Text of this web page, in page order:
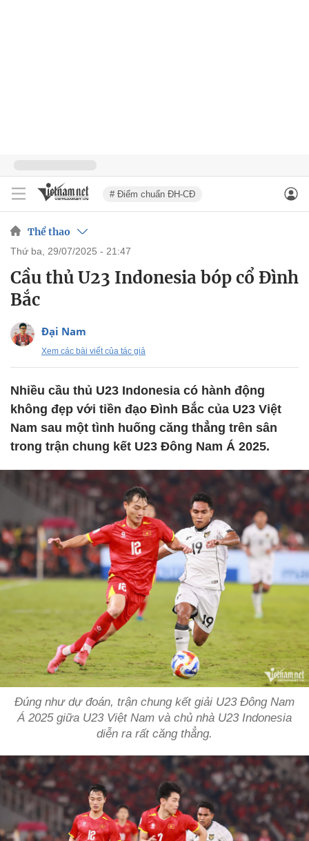
# Điểm chuẩn ĐH-CĐ
Thể thao
thứ ba, 29/07/2025 - 21:47
Cầu thủ U23 Indonesia bóp cổ Đình
Bắc
Đại Nam
Xem các bài viết của tác giả
Nhiều cầu thủ U23 Indonesia có hành động
không đẹp với tiền đạo Đình Bắc của U23 Việt
Nam sau một tình huống căng thẳng trên sân
trong trận chung kết U23 Đông Nam Á 2025.
Đúng như dự đoán, trận chung kết giải U23 Đông Nam
Á 2025 giữa U23 Việt Nam và chủ nhà U23 Indonesia
diễn ra rất căng thẳng.